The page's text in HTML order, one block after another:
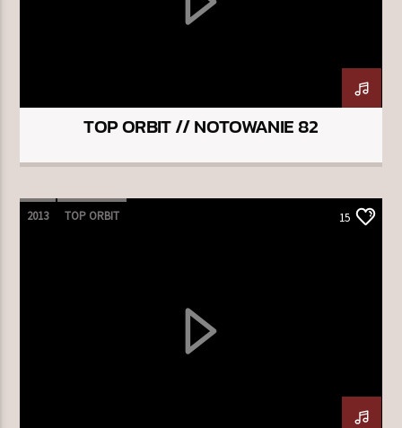
TOP ORBIT // NOTOWANIE 82
2013 TOP ORBIT 15